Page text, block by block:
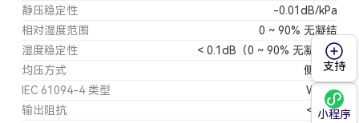
静压稳定性
-0.01dB/kPa
相对湿度范围
0 ~ 90% 无凝结
湿度稳定性
< 0.1dB（0 ~ 90% 无凝结）
均压方式
侧均压
IEC 61094-4 类型
WS3P
输出阻抗
< 50Ω
支持
小程序